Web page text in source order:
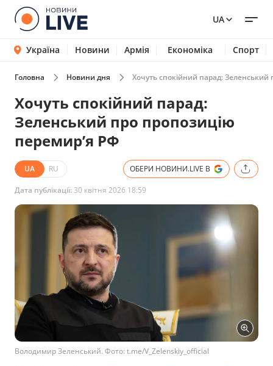
UA
Україна Новини Армія Економіка Спорт
Головна Новини дня Хочуть спокійний парад:
Хочуть спокійний парад:
Зеленський про пропозицію
перемирʼя РФ
UA RU ОБЕРИ НОВИНИ.LIVE В
Дата публікації: 30 квітня 2026 18:59
Володимир Зеленський. Фото: t.me/V_Zelenskiy_official